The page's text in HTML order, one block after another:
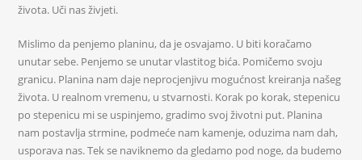
života. Uči nas živjeti.
Mislimo da penjemo planinu, da je osvajamo. U biti koračamo
unutar sebe. Penjemo se unutar vlastitog bića. Pomičemo svoju
granicu. Planina nam daje neprocjenjivu mogućnost kreiranja našeg
života. U realnom vremenu, u stvarnosti. Korak po korak, stepenicu
po stepenicu mi se uspinjemo, gradimo svoj životni put. Planina
nam postavlja strmine, podmeće nam kamenje, oduzima nam dah,
usporava nas. Tek se naviknemo da gledamo pod noge, da budemo